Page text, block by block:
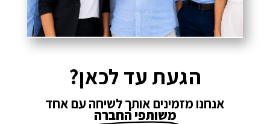
הגעת עד לכאן?
אנחנו מזמינים אותך לשיחה עם אחד
משותפי החברה